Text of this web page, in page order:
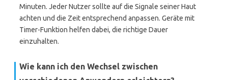
Minuten. Jeder Nutzer sollte auf die Signale seiner Haut
achten und die Zeit entsprechend anpassen. Geräte mit
Timer-Funktion helfen dabei, die richtige Dauer
einzuhalten.
Wie kann ich den Wechsel zwischen